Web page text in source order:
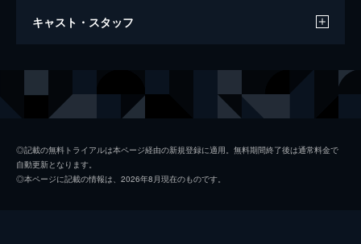
第１話 ダメ女VSドS上司のツンデレ!?ラ
のに男に貢ぎ続けて貯金もない。そんな中、
（ディーン・フジオカ）と再会する。
第２話 年下イケメンが急接近!!運命キター
黒沢（ディーン・フジオカ）のアドバイス
と、肉への欲望のおかげで就職できたミチコ
キャスト・スタッフ
ディーン・フジオカ
◎記載の無料トライアルは本ページ経由の新規登録に適用。無料期間終了後は通常料金で
自動更新となります。
◎本ページに記載の情報は、2026年8月現在のものです。